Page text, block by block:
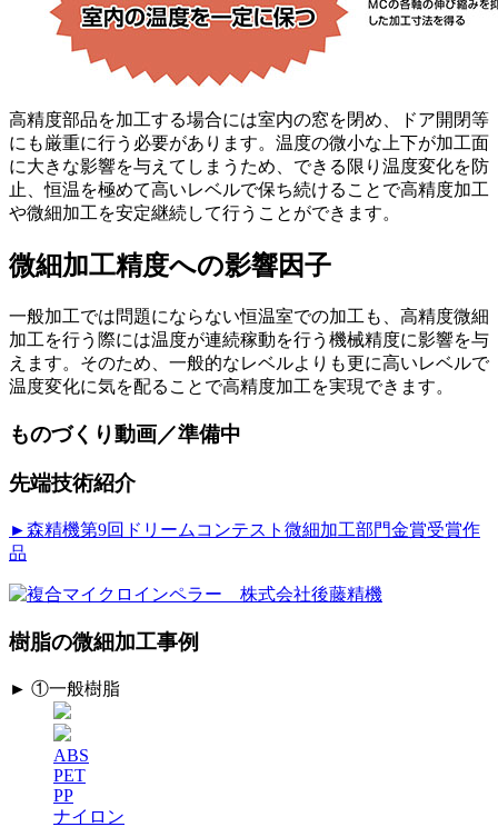
高精度部品を加工する場合には室内の窓を閉め、ドア開閉等
にも厳重に行う必要があります。温度の微小な上下が加工面
に大きな影響を与えてしまうため、できる限り温度変化を防
止、恒温を極めて高いレベルで保ち続けることで高精度加工
や微細加工を安定継続して行うことができます。
微細加工精度への影響因子
一般加工では問題にならない恒温室での加工も、高精度微細
加工を行う際には温度が連続稼動を行う機械精度に影響を与
えます。そのため、一般的なレベルよりも更に高いレベルで
温度変化に気を配ることで高精度加工を実現できます。
ものづくり動画／準備中
先端技術紹介
►森精機第9回ドリームコンテスト微細加工部門金賞受賞作
品
樹脂の微細加工事例
► ①一般樹脂
ABS
PET
PP
ナイロン